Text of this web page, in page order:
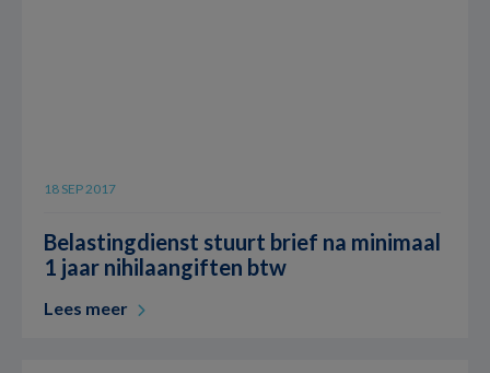
18 SEP 2017
Belastingdienst stuurt brief na minimaal
1 jaar nihilaangiften btw
Lees meer